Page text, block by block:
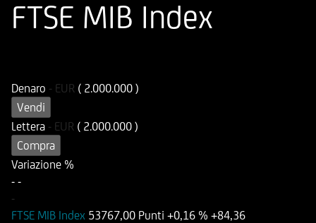
FTSE MIB Index
Denaro - EUR ( 2.000.000 )
Vendi
Lettera - EUR ( 2.000.000 )
Compra
Variazione %
- -
-
FTSE MIB Index 53767,00 Punti +0,16 % +84,36